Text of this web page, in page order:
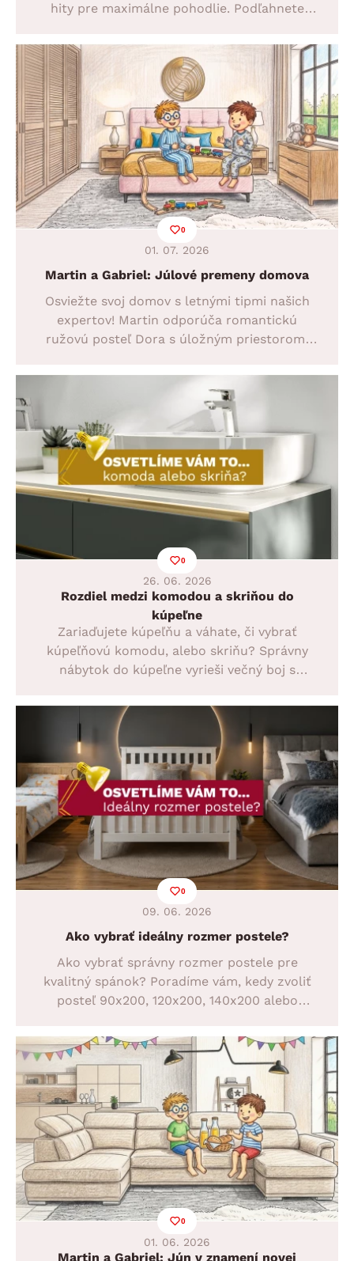
hity pre maximálne pohodlie. Podľahnete
relaxačným rohom, alebo dizajnovej kráske
Merlin v mätovom tóne? Objavte ich skvelé
funkcie a využite augustovú zľavu 40 % na
sedačky na mieru!
0
01. 07. 2026
Martin a Gabriel: Júlové premeny domova
Osviežte svoj domov s letnými tipmi našich
expertov! Martin odporúča romantickú
ružovú posteľ Dora s úložným priestorom.
spálňový program Luxor, ktorý sa prispôsobí
každému kútu. Užite si prázdninový komfort
na maximum.
0
26. 06. 2026
Rozdiel medzi komodou a skriňou do
kúpeľne
Zariaďujete kúpeľňu a váhate, či vybrať
kúpeľňovú komodu, alebo skriňu? Správny
nábytok do kúpeľne vyrieši večný boj s
Objavte rozdiely medzi zásuvkami a policami
a vyberte si na ASKO – NÁBYTOK úložný
priestor, s ktorým bude ranná hygiena v
úplnej pohode.
0
09. 06. 2026
Ako vybrať ideálny rozmer postele?
Ako vybrať správny rozmer postele pre
kvalitný spánok? Poradíme vám, kedy zvoliť
posteľ 90x200, 120x200, 140x200 alebo
výbere pozor. Objavte ideálne riešenie pre
malé byty, spálne aj maximálne pohodlie pri
spánku.
0
01. 06. 2026
Martin a Gabriel: Jún v znamení novej